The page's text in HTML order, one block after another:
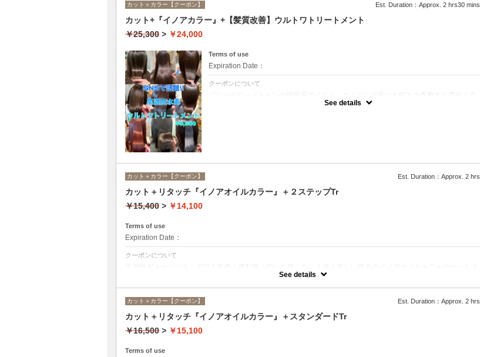
カット＋カラー【クーポン】 Est. Duration：Approx. 2 hrs30 mins
カット+『イノアカラー』+【髪質改善】ウルトワトリートメント
￥25,300 > ￥24,000
Terms of use
Expiration Date：
クーポンについて
ブリーチやハイトーンの韓国系アイドル、エイジング毛にお悩みの美魔女も夢中！全
ての世代、髪質、メニューに対応できる髪質改善トリートメントです☆
See details
カット＋カラー【クーポン】 Est. Duration：Approx. 2 hrs
カット＋リタッチ『イノアオイルカラー』＋２ステップTr
￥15,400 > ￥14,100
Terms of use
Expiration Date：
クーポンについて
See details
カット＋カラー【クーポン】 Est. Duration：Approx. 2 hrs
カット＋リタッチ『イノアオイルカラー』＋スタンダードTr
￥16,500 > ￥15,100
Terms of use